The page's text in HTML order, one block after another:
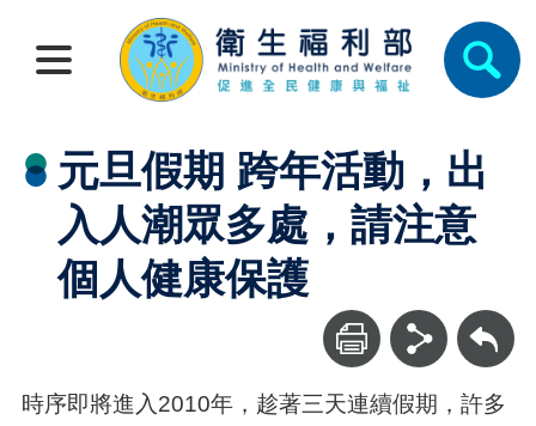
元旦假期 跨年活動，出
入人潮眾多處，請注意
個人健康保護
回上一頁
時序即將進入2010年，趁著三天連續假期，許多